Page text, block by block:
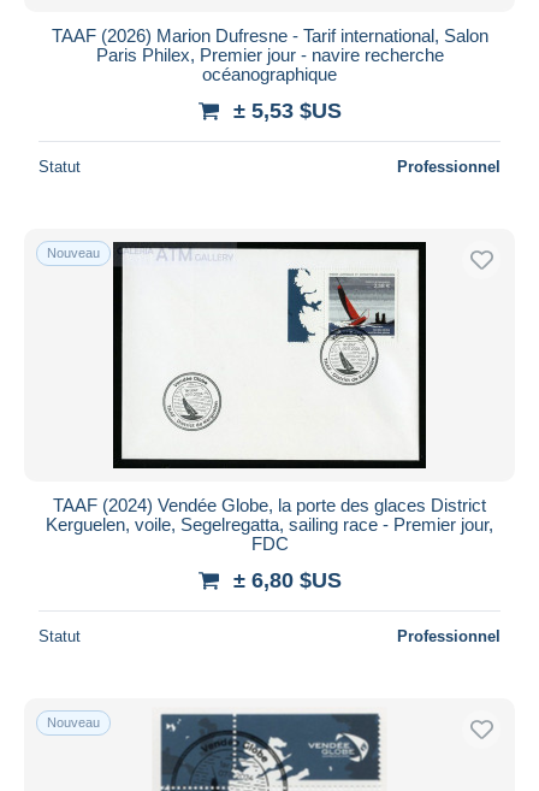
TAAF (2026) Marion Dufresne - Tarif international, Salon
Paris Philex, Premier jour - navire recherche
océanographique
± 5,53 $US
Statut Professionnel
Nouveau
TAAF (2024) Vendée Globe, la porte des glaces District
Kerguelen, voile, Segelregatta, sailing race - Premier jour,
FDC
± 6,80 $US
Statut Professionnel
Nouveau